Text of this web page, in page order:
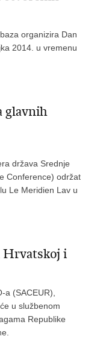
organizira Dan
2014. u vremenu
glavnih
država Srednje
Conference) održat
Le Meridien Lav u
Hrvatskoj i
a (SACEUR),
u službenom
Republike